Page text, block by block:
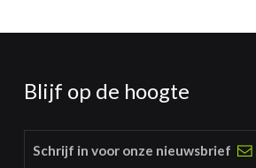
Blijf op de hoogte
Schrijf in voor onze nieuwsbrief